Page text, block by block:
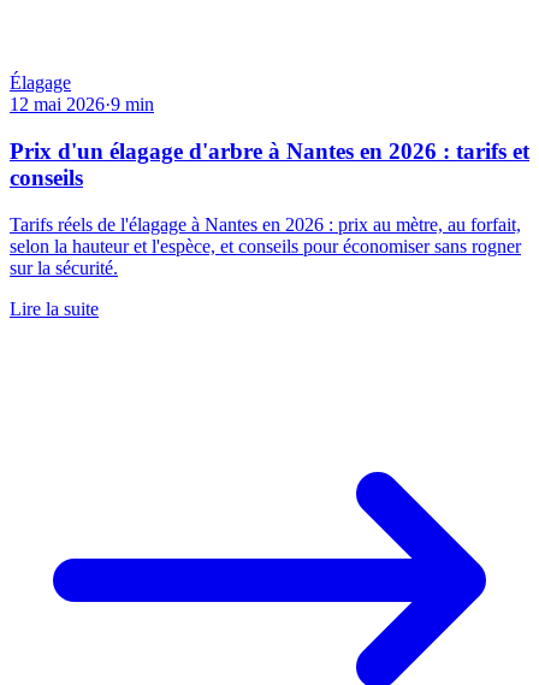
Élagage
12 mai 2026·9 min
Prix d'un élagage d'arbre à Nantes en 2026 : tarifs et
conseils
Tarifs réels de l'élagage à Nantes en 2026 : prix au mètre, au forfait,
selon la hauteur et l'espèce, et conseils pour économiser sans rogner
sur la sécurité.
Lire la suite